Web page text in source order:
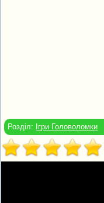
Розділ: Ігри Головоломки